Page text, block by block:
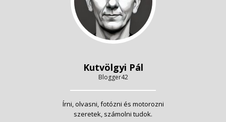
Kutvölgyi Pál
Blogger42
Írni, olvasni, fotózni és motorozni
szeretek, számolni tudok.